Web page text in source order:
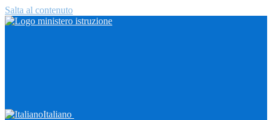
Salta al contenuto
Italiano